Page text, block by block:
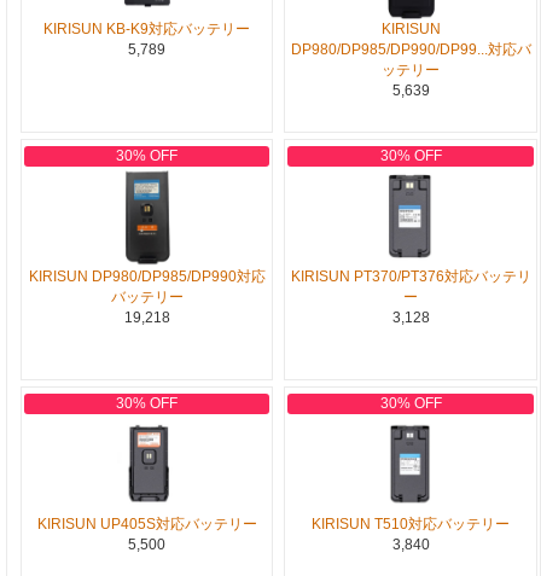
KIRISUN KB-K9対応バッテリー
5,789
KIRISUN
DP980/DP985/DP990/DP99...対応バ
ッテリー
5,639
30% OFF
KIRISUN DP980/DP985/DP990対応
バッテリー
19,218
30% OFF
KIRISUN PT370/PT376対応バッテリ
ー
3,128
30% OFF
KIRISUN UP405S対応バッテリー
5,500
30% OFF
KIRISUN T510対応バッテリー
3,840